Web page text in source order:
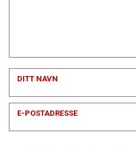
DITT NAVN
E-POSTADRESSE